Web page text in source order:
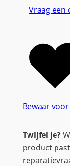
Vraag een
Bewaar
Twijfel je?
product